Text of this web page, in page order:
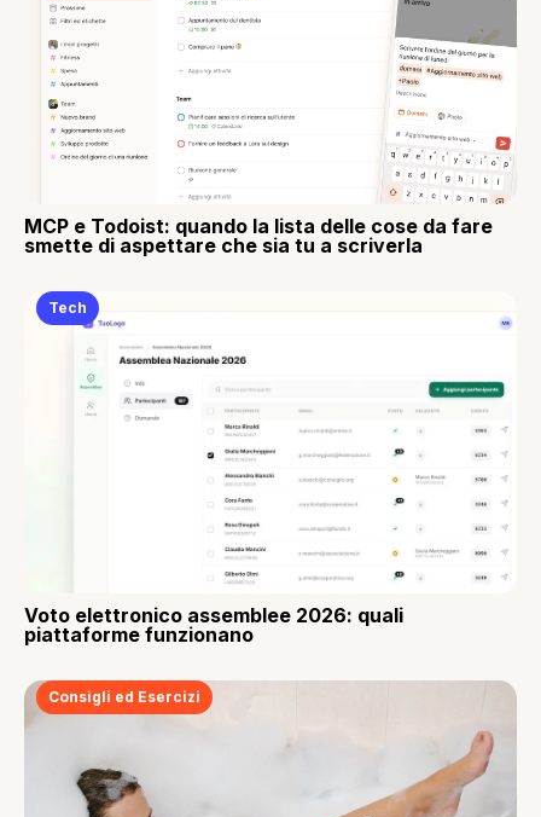
MCP e Todoist: quando la lista delle cose da fare
smette di aspettare che sia tu a scriverla
Tech
Voto elettronico assemblee 2026: quali
piattaforme funzionano
Consigli ed Esercizi